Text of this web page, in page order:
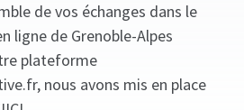
de vos échanges dans le
ligne de Grenoble-Alpes
plateforme
nous avons mis en place